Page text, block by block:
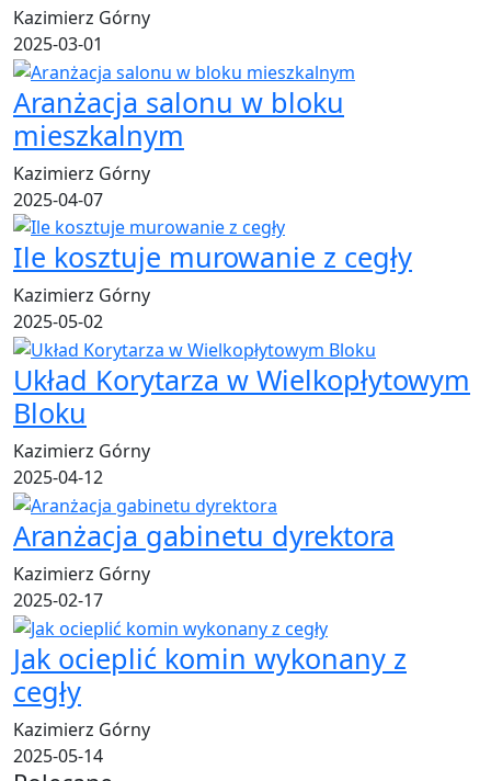
Kazimierz Górny
2025-03-01
Aranżacja salonu w bloku
mieszkalnym
Kazimierz Górny
2025-04-07
Ile kosztuje murowanie z cegły
Kazimierz Górny
2025-05-02
Układ Korytarza w Wielkopłytowym
Bloku
Kazimierz Górny
2025-04-12
Aranżacja gabinetu dyrektora
Kazimierz Górny
2025-02-17
Jak ocieplić komin wykonany z
cegły
Kazimierz Górny
2025-05-14